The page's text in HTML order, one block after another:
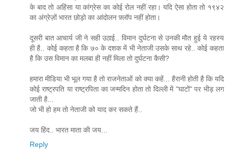
के बाद तो अहिंसा या कांग्रेस का कोई रोल नहीं रहा। यदि ऐसा होता तो १९४२
का अंग्रेज़ों भारत छोड़ो का आंदोलन फ़्लॉप नहीं होता।
दूसरी बात आचार्य जी ने सही उठाई.. विमान दुर्घटना से उनकी मौत हुई ये रहस्य
ही है.. कोई कहता है कि ७० के दशक में भी नेताजी उसके साथ रहे.. कोई कहता
है कि उस विमान का मलबा ही नहीं मिला तो दुर्घटना कैसी?
हमारा मीडिया भी भूल गया है तो राजनेताओं को क्या कहें... हैरानी होती है कि यदि
कोई राष्ट्रपति या राष्ट्रपिता का जन्मदिन होता तो दिल्ली में "घाटों" पर भीड़ लग
जाती है...
जो भी हो हम तो नेताजी को याद कर सकते हैं..
जय हिंद.. भारत माता की जय...
Reply